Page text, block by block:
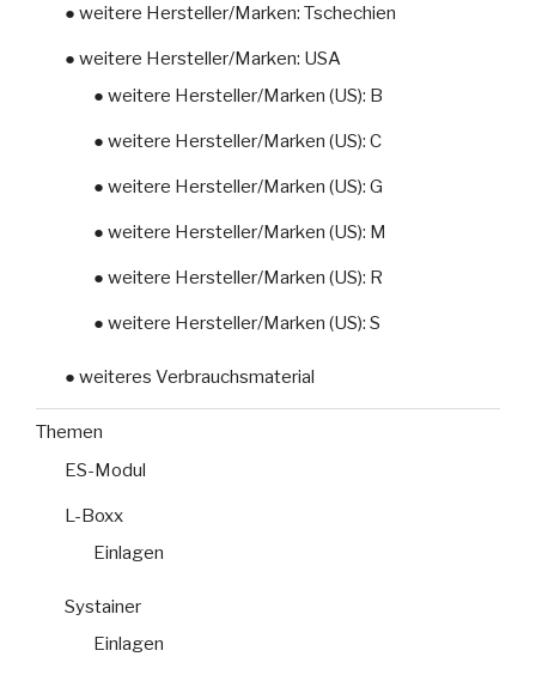
● weitere Hersteller/Marken: Tschechien
● weitere Hersteller/Marken: USA
● weitere Hersteller/Marken (US): B
● weitere Hersteller/Marken (US): C
● weitere Hersteller/Marken (US): G
● weitere Hersteller/Marken (US): M
● weitere Hersteller/Marken (US): R
● weitere Hersteller/Marken (US): S
● weiteres Verbrauchsmaterial
Themen
ES-Modul
L-Boxx
Einlagen
Systainer
Einlagen